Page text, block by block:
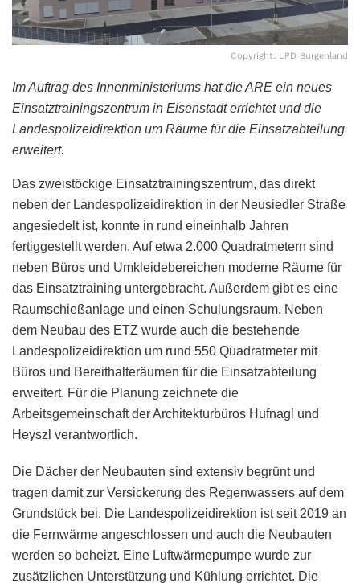
Copyright: LPD Burgenland
Im Auftrag des Innenministeriums hat die ARE ein neues
Einsatztrainingszentrum in Eisenstadt errichtet und die
Landespolizeidirektion um Räume für die Einsatzabteilung
erweitert.
Das zweistöckige Einsatztrainingszentrum, das direkt
neben der Landespolizeidirektion in der Neusiedler Straße
angesiedelt ist, konnte in rund eineinhalb Jahren
fertiggestellt werden. Auf etwa 2.000 Quadratmetern sind
neben Büros und Umkleidebereichen moderne Räume für
das Einsatztraining untergebracht. Außerdem gibt es eine
Raumschießanlage und einen Schulungsraum. Neben
dem Neubau des ETZ wurde auch die bestehende
Landespolizeidirektion um rund 550 Quadratmeter mit
Büros und Bereithalteräumen für die Einsatzabteilung
erweitert. Für die Planung zeichnete die
Arbeitsgemeinschaft der Architekturbüros Hufnagl und
Heyszl verantwortlich.
Die Dächer der Neubauten sind extensiv begrünt und
tragen damit zur Versickerung des Regenwassers auf dem
Grundstück bei. Die Landespolizeidirektion ist seit 2019 an
die Fernwärme angeschlossen und auch die Neubauten
werden so beheizt. Eine Luftwärmepumpe wurde zur
zusätzlichen Unterstützung und Kühlung errichtet. Die